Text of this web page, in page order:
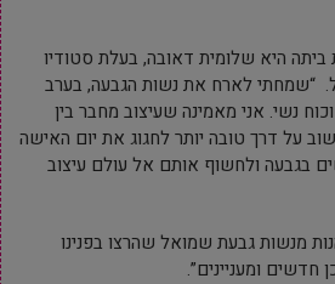
היא שלומית דאובה, בעלת סטודיו
“שמחתי לארח את נשות הגבעה, בערב
נשי. אני מאמינה שעיצוב מחבר בין
על דרך טובה יותר לחגוג את יום האישה
בגבעה ולחשוף אותם אל עולם עיצוב
מנשות גבעת שמואל שהרצו בפנינו
חדשים ומעניינים”.